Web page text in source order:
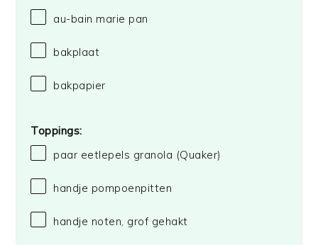
au-bain marie pan
bakplaat
bakpapier
Toppings:
paar eetlepels granola (Quaker)
handje pompoenpitten
handje noten, grof gehakt